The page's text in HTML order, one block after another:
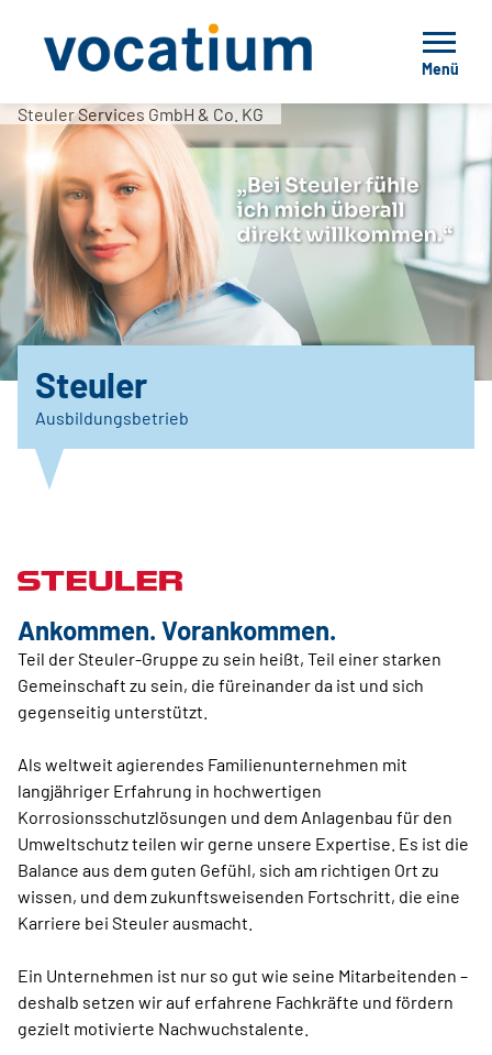
Menü
Steuler Services GmbH & Co. KG
Steuler
Ausbildungsbetrieb
Ankommen. Vorankommen.
Teil der Steuler-Gruppe zu sein heißt, Teil einer starken
Gemeinschaft zu sein, die füreinander da ist und sich
gegenseitig unterstützt.
Als weltweit agierendes Familienunternehmen mit
langjähriger Erfahrung in hochwertigen
Korrosionsschutzlösungen und dem Anlagenbau für den
Umweltschutz teilen wir gerne unsere Expertise. Es ist die
Balance aus dem guten Gefühl, sich am richtigen Ort zu
wissen, und dem zukunftsweisenden Fortschritt, die eine
Karriere bei Steuler ausmacht.
Ein Unternehmen ist nur so gut wie seine Mitarbeitenden –
deshalb setzen wir auf erfahrene Fachkräfte und fördern
gezielt motivierte Nachwuchstalente.